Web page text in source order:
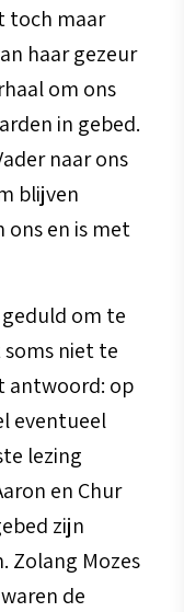
toch maar
haar gezeur
om ons
in gebed.
naar ons
blijven
ons en is met
om te
soms niet te
antwoord: op
eventueel
lezing
en Chur
zijn
Zolang Mozes
de